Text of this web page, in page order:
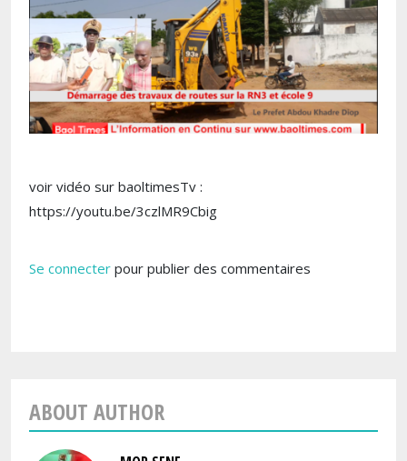
voir vidéo sur baoltimesTv :
https://youtu.be/3czlMR9Cbig
Se connecter pour publier des commentaires
ABOUT AUTHOR